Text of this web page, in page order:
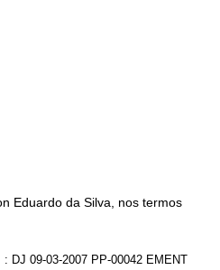
Eduardo da Silva, nos termos
: DJ 09-03-2007 PP-00042 EMENT